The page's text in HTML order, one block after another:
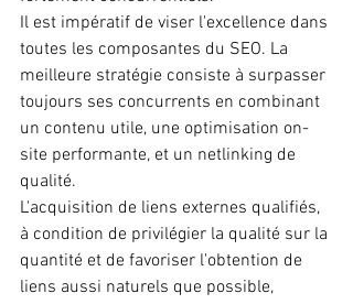
Il est impératif de viser l'excellence dans
toutes les composantes du SEO. La
meilleure stratégie consiste à surpasser
toujours ses concurrents en combinant
un contenu utile, une optimisation on-
site performante, et un netlinking de
qualité.
L'acquisition de liens externes qualifiés,
à condition de privilégier la qualité sur la
quantité et de favoriser l'obtention de
liens aussi naturels que possible,